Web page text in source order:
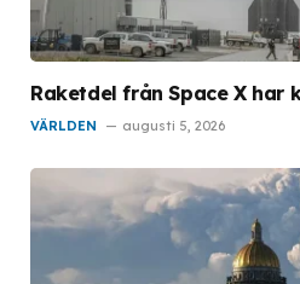
Raketdel från Space X har
VÄRLDEN augusti 5, 2026